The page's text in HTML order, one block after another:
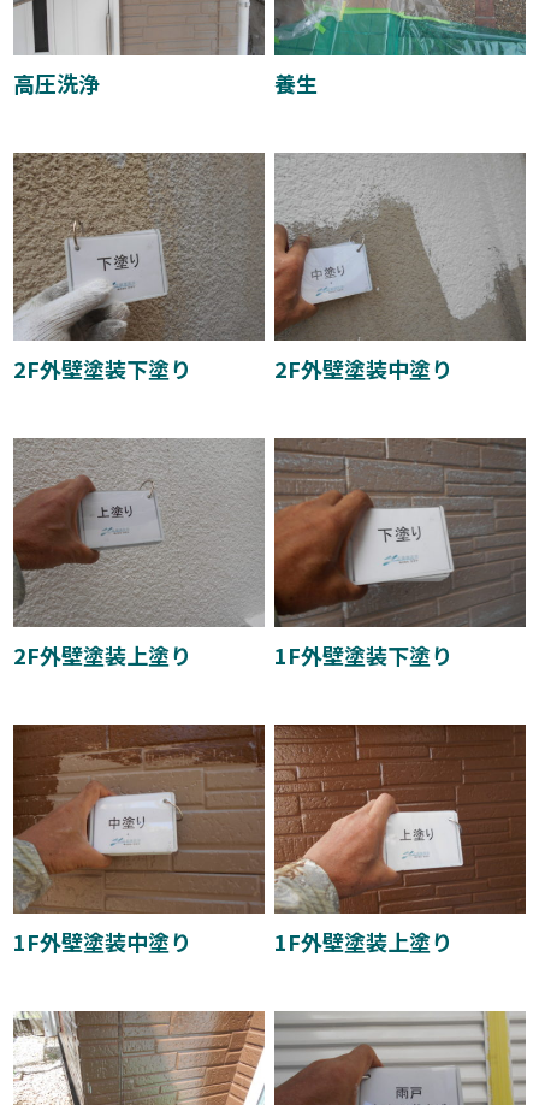
高圧洗浄 養生
2F外壁塗装下塗り 2F外壁塗装中塗り
2F外壁塗装上塗り 1F外壁塗装下塗り
1F外壁塗装中塗り 1F外壁塗装上塗り